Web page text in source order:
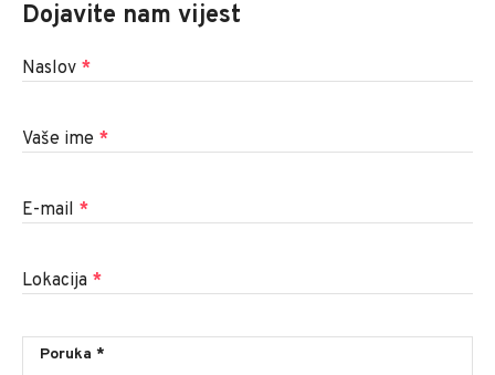
Dojavite nam vijest
Naslov *
Vaše ime *
E-mail *
Lokacija *